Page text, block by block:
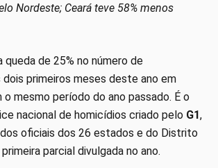
Nordeste; Ceará teve 58% menos
queda de 25% no número de
dois primeiros meses deste ano em
mesmo período do ano passado. É o
nacional de homicídios criado pelo G1,
oficiais dos 26 estados e do Distrito
parcial divulgada no ano.